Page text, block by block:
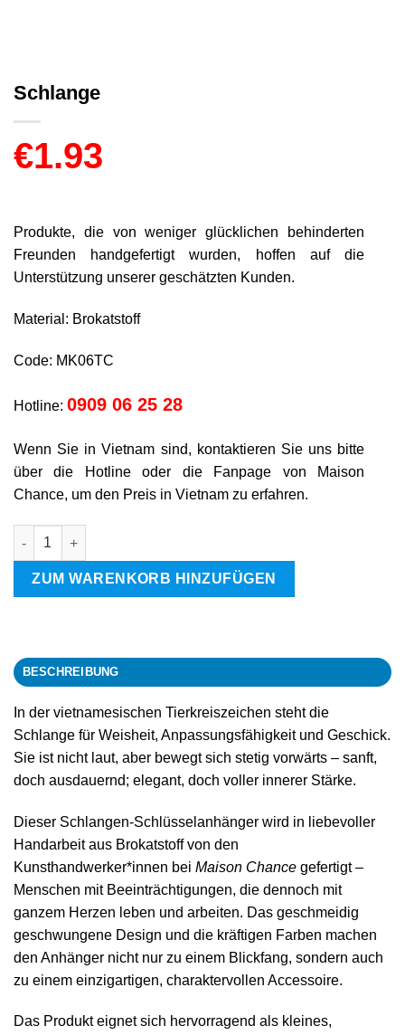
Schlange
€1.93
Produkte, die von weniger glücklichen behinderten
Freunden handgefertigt wurden, hoffen auf die
Unterstützung unserer geschätzten Kunden.
Material: Brokatstoff
Code: MK06TC
Hotline: 0909 06 25 28
Wenn Sie in Vietnam sind, kontaktieren Sie uns bitte
über die Hotline oder die Fanpage von Maison
Chance, um den Preis in Vietnam zu erfahren.
Schlange Menge
ZUM WARENKORB HINZUFÜGEN
BESCHREIBUNG
In der vietnamesischen Tierkreiszeichen steht die
Schlange für Weisheit, Anpassungsfähigkeit und Geschick.
Sie ist nicht laut, aber bewegt sich stetig vorwärts – sanft,
doch ausdauernd; elegant, doch voller innerer Stärke.
Dieser Schlangen-Schlüsselanhänger wird in liebevoller
Handarbeit aus Brokatstoff von den
Kunsthandwerker*innen bei Maison Chance gefertigt –
Menschen mit Beeinträchtigungen, die dennoch mit
ganzem Herzen leben und arbeiten. Das geschmeidig
geschwungene Design und die kräftigen Farben machen
den Anhänger nicht nur zu einem Blickfang, sondern auch
zu einem einzigartigen, charaktervollen Accessoire.
Das Produkt eignet sich hervorragend als kleines,